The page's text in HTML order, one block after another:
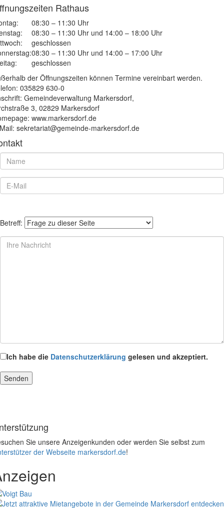
Rathaus
08:30 – 11:30 Uhr
08:30 – 11:30 Uhr und 14:00 – 18:00 Uhr
geschlossen
08:30 – 11:30 Uhr und 14:00 – 17:00 Uhr
geschlossen
der Öffnungszeiten können Termine vereinbart werden.
035829 630-0
Gemeindeverwaltung Markersdorf,
3, 02829 Markersdorf
www.markersdorf.de
sekretariat@gemeinde-markersdorf.de
Betreff:
Ich habe die Datenschutzerklärung gelesen und akzeptiert.
Sie unsere Anzeigenkunden oder werden Sie selbst zum
der Webseite markersdorf.de!